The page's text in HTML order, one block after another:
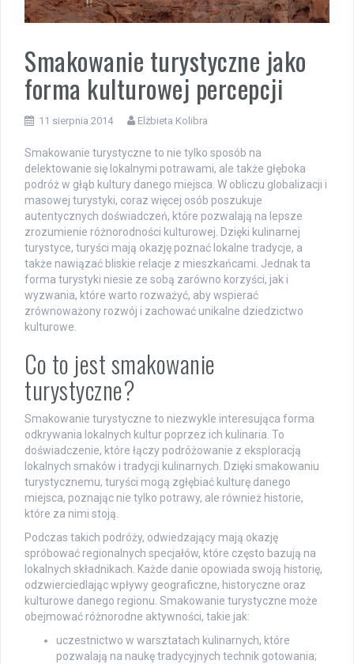
Smakowanie turystyczne jako
forma kulturowej percepcji
11 sierpnia 2014 Elżbieta Kolibra
Smakowanie turystyczne to nie tylko sposób na
delektowanie się lokalnymi potrawami, ale także głęboka
podróż w głąb kultury danego miejsca. W obliczu globalizacji i
masowej turystyki, coraz więcej osób poszukuje
autentycznych doświadczeń, które pozwalają na lepsze
zrozumienie różnorodności kulturowej. Dzięki kulinarnej
turystyce, turyści mają okazję poznać lokalne tradycje, a
także nawiązać bliskie relacje z mieszkańcami. Jednak ta
forma turystyki niesie ze sobą zarówno korzyści, jak i
wyzwania, które warto rozważyć, aby wspierać
zrównoważony rozwój i zachować unikalne dziedzictwo
kulturowe.
Co to jest smakowanie
turystyczne?
Smakowanie turystyczne to niezwykle interesująca forma
odkrywania lokalnych kultur poprzez ich kulinaria. To
doświadczenie, które łączy podróżowanie z eksploracją
lokalnych smaków i tradycji kulinarnych. Dzięki smakowaniu
turystycznemu, turyści mogą zgłębiać kulturę danego
miejsca, poznając nie tylko potrawy, ale również historie,
które za nimi stoją.
Podczas takich podróży, odwiedzający mają okazję
spróbować regionalnych specjałów, które często bazują na
lokalnych składnikach. Każde danie opowiada swoją historię,
odzwierciedlając wpływy geograficzne, historyczne oraz
kulturowe danego regionu. Smakowanie turystyczne może
obejmować różnorodne aktywności, takie jak:
uczestnictwo w warsztatach kulinarnych, które
pozwalają na naukę tradycyjnych technik gotowania;